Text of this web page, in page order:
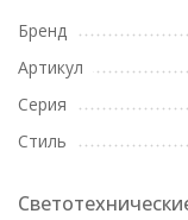
Бренд
Артикул
Серия
Стиль